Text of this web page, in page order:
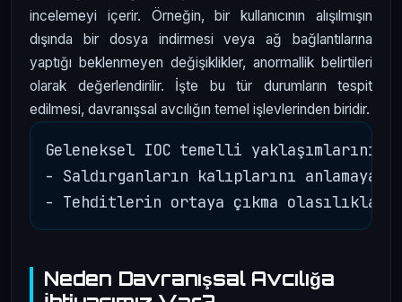
incelemeyi içerir. Örneğin, bir kullanıcının alışılmışın
dışında bir dosya indirmesi veya ağ bağlantılarına
yaptığı beklenmeyen değişiklikler, anormallik belirtileri
olarak değerlendirilir. İşte bu tür durumların tespit
edilmesi, davranışsal avcılığın temel işlevlerinden biridir.
Geleneksel IOC temelli
- Saldırganların kalıplarını anlamaya
Neden Davranışsal Avcılığa